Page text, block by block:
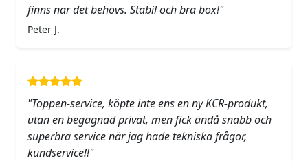
finns när det behövs. Stabil och bra box!"
Peter J.
"Toppen-service, köpte inte ens en ny KCR-produkt,
utan en begagnad privat, men fick ändå snabb och
superbra service när jag hade tekniska frågor,
kundservice!!"